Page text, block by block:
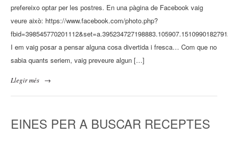
prefereixo optar per les postres. En una pàgina de Facebook vaig
veure això: https://www.facebook.com/photo.php?
I em vaig posar a pensar alguna cosa divertida i fresca… Com que no
sabia quants seriem, vaig preveure algun […]
Llegir més →
EINES PER A BUSCAR RECEPTES